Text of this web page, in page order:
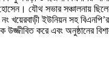
যৌথ সভার সঞ্চালনায়
খয়েরবাড়ী ইউনিয়ন সহ
কে উজ্জীবিত করে এবং